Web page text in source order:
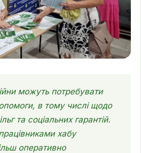
можуть потребувати
в тому числі щодо
та соціальних гарантій.
хабу
оперативно